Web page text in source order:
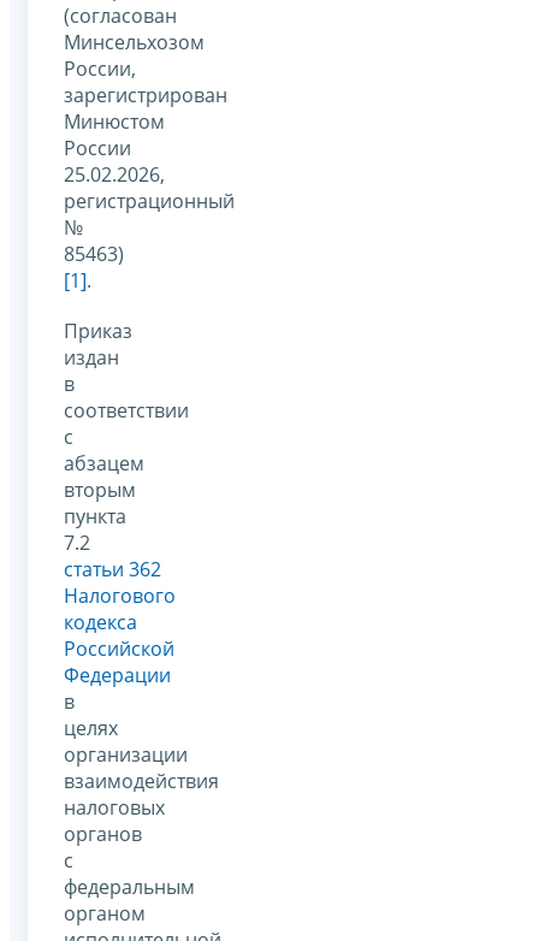
(согласован
Минсельхозом
России,
зарегистрирован
Минюстом
России
25.02.2026,
регистрационный
№
85463)
[1].
Приказ
издан
в
соответствии
с
абзацем
вторым
пункта
7.2
статьи 362
Налогового
кодекса
Российской
Федерации
в
целях
организации
взаимодействия
налоговых
органов
с
федеральным
органом